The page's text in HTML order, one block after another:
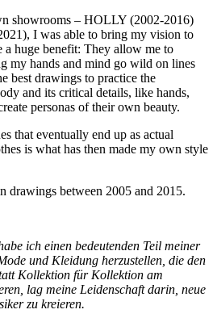
showrooms – HOLLY (2002-2016)
I was able to bring my vision to
a huge benefit: They allow me to
my hands and mind go wild on lines
best drawings to practice the
and its critical details, like hands,
personas of their own beauty.
that eventually end up as actual
is what has then made my own style
drawings between 2005 and 2015.
ich einen bedeutenden Teil meiner
und Kleidung herzustellen, die den
Kollektion für Kollektion am
lag meine Leidenschaft darin, neue
zu kreieren.